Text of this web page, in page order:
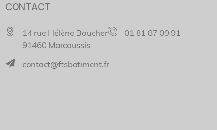
CONTACT
14 rue Hélène Boucher
91460 Marcoussis
01 81 87 09 91
contact@ftsbatiment.fr